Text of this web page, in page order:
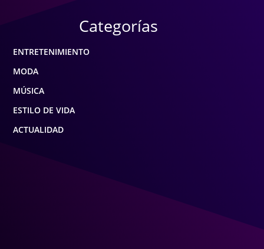
Categorías
ENTRETENIMIENTO
MODA
MÚSICA
ESTILO DE VIDA
ACTUALIDAD